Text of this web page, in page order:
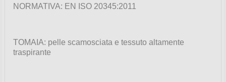
NORMATIVA: EN ISO 20345:2011
TOMAIA: pelle scamosciata e tessuto altamente
traspirante